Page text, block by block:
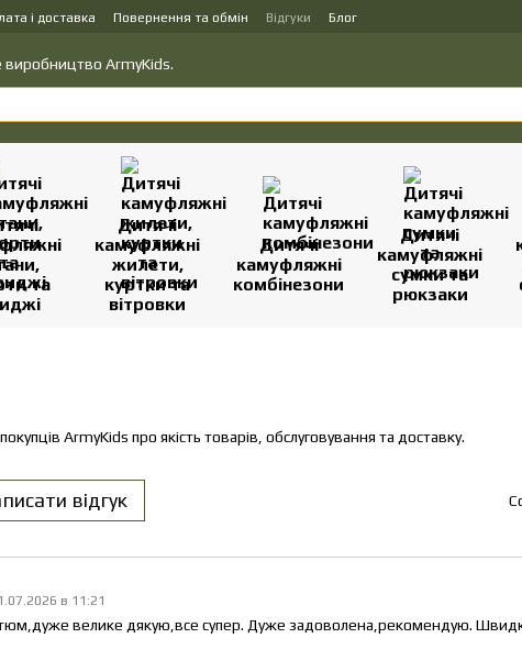
і доставка Повернення та обмін Відгуки
Блог
виробництво ArmyKids.
та
Дитячі
камуфляжні
жилети,
куртки та
вітровки
Дитячі
камуфляжні
комбінезони
Дитячі
камуфляжні
сумки та
рюкзаки
покупців ArmyKids про якість товарів, обслуговування та доставку.
відгук
в 11:21
велике дякую,все супер. Дуже задоволена,рекомендую. Швидка